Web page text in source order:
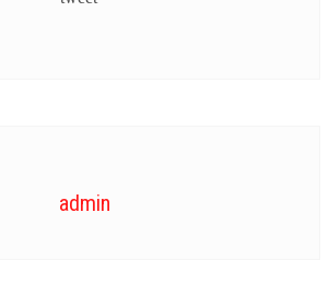
admin